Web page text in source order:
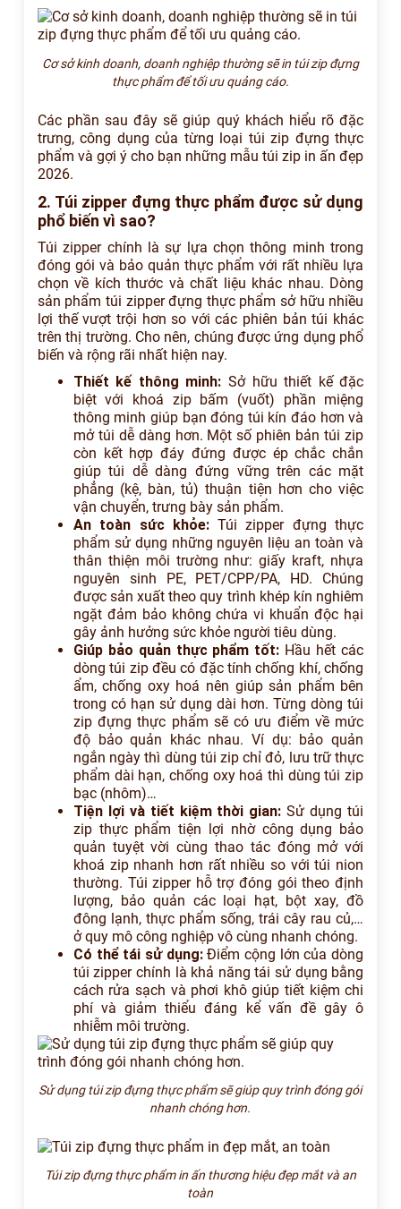
Cơ sở kinh doanh, doanh nghiệp thường sẽ in túi zip đựng
thực phẩm để tối ưu quảng cáo.
Các phần sau đây sẽ giúp quý khách hiểu rõ đặc
trưng, công dụng của từng loại túi zip đựng thực
phẩm và gợi ý cho bạn những mẫu túi zip in ấn đẹp
2026.
2. Túi zipper đựng thực phẩm được sử dụng
phổ biến vì sao?
Túi zipper chính là sự lựa chọn thông minh trong
đóng gói và bảo quản thực phẩm với rất nhiều lựa
chọn về kích thước và chất liệu khác nhau. Dòng
sản phẩm túi zipper đựng thực phẩm sở hữu nhiều
lợi thế vượt trội hơn so với các phiên bản túi khác
trên thị trường. Cho nên, chúng được ứng dụng phổ
biến và rộng rãi nhất hiện nay.
Thiết kế thông minh: Sở hữu thiết kế đặc
biệt với khoá zip bấm (vuốt) phần miệng
thông minh giúp bạn đóng túi kín đáo hơn và
mở túi dễ dàng hơn. Một số phiên bản túi zip
còn kết hợp đáy đứng được ép chắc chắn
giúp túi dễ dàng đứng vững trên các mặt
phẳng (kệ, bàn, tủ) thuận tiện hơn cho việc
vận chuyển, trưng bày sản phẩm.
An toàn sức khỏe:Túi zipper đựng thực
phẩm sử dụng những nguyên liệu an toàn và
thân thiện môi trường như: giấy kraft, nhựa
nguyên sinh PE, PET/CPP/PA, HD. Chúng
được sản xuất theo quy trình khép kín nghiêm
ngặt đảm bảo không chứa vi khuẩn độc hại
gây ảnh hưởng sức khỏe người tiêu dùng.
Giúp bảo quản thực phẩm tốt: Hầu hết các
dòng túi zip đều có đặc tính chống khí, chống
ẩm, chống oxy hoá nên giúp sản phẩm bên
trong có hạn sử dụng dài hơn. Từng dòng túi
zip đựng thực phẩm sẽ có ưu điểm về mức
độ bảo quản khác nhau. Ví dụ: bảo quản
ngắn ngày thì dùng túi zip chỉ đỏ, lưu trữ thực
phẩm dài hạn, chống oxy hoá thì dùng túi zip
bạc (nhôm)…
Tiện lợi và tiết kiệm thời gian: Sử dụng túi
zip thực phẩm tiện lợi nhờ công dụng bảo
quản tuyệt vời cùng thao tác đóng mở với
khoá zip nhanh hơn rất nhiều so với túi nion
thường. Túi zipper hỗ trợ đóng gói theo định
lượng, bảo quản các loại hạt, bột xay, đồ
đông lạnh, thực phẩm sống, trái cây rau củ,…
ở quy mô công nghiệp vô cùng nhanh chóng.
Có thể tái sử dụng:Điểm cộng lớn của dòng
túi zipper chính là khả năng tái sử dụng bằng
cách rửa sạch và phơi khô giúp tiết kiệm chi
phí và giảm thiểu đáng kể vấn đề gây ô
nhiễm môi trường.
Sử dụng túi zip đựng thực phẩm sẽ giúp quy trình đóng gói
nhanh chóng hơn.
Túi zip đựng thực phẩm in ấn thương hiệu đẹp mắt và an
toàn